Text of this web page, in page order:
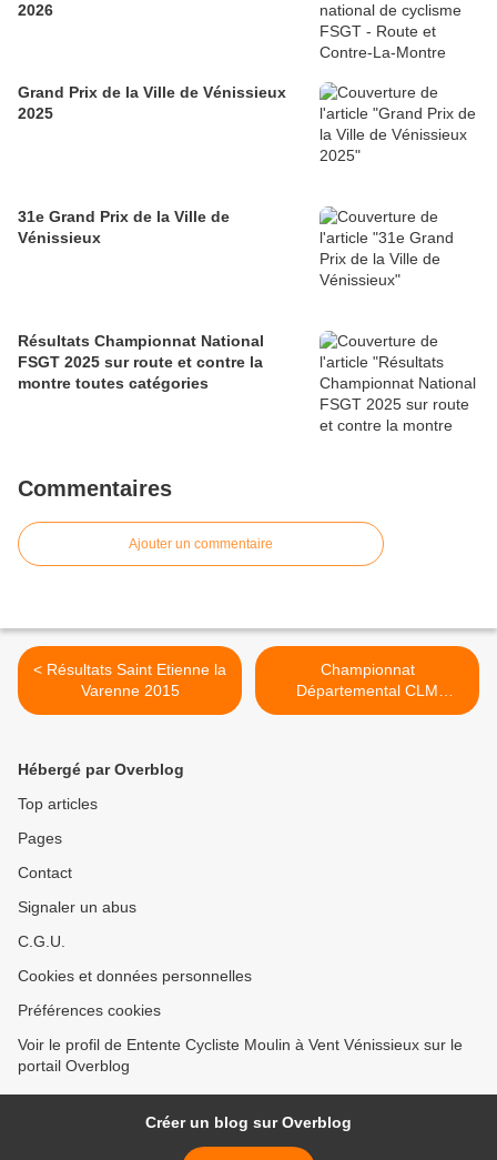
2026
Grand Prix de la Ville de Vénissieux
2025
31e Grand Prix de la Ville de
Vénissieux
Résultats Championnat National
FSGT 2025 sur route et contre la
montre toutes catégories
Commentaires
Ajouter un commentaire
< Résultats Saint Etienne la
Varenne 2015
Championnat
Départemental CLM
individuel >
Hébergé par Overblog
Top articles
Pages
Contact
Signaler un abus
C.G.U.
Cookies et données personnelles
Préférences cookies
Voir le profil de Entente Cycliste Moulin à Vent Vénissieux sur le
portail Overblog
Créer un blog sur Overblog